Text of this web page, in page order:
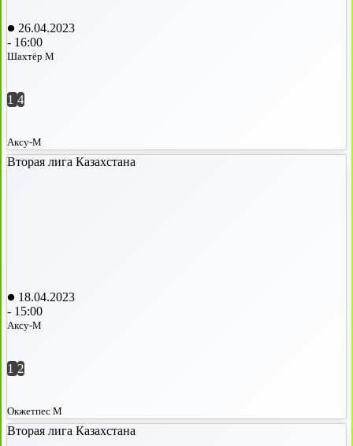
26.04.2023
- 16:00
Шахтёр М
1 4
Аксу-М
Вторая лига Казахстана
18.04.2023
- 15:00
Аксу-М
1 2
Окжетпес М
Вторая лига Казахстана